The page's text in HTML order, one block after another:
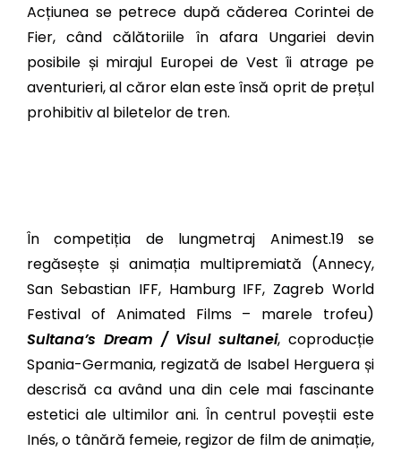
Acțiunea se petrece după căderea Corintei de
Fier, când călătoriile în afara Ungariei devin
posibile și mirajul Europei de Vest îi atrage pe
aventurieri, al căror elan este însă oprit de prețul
prohibitiv al biletelor de tren.
În competiția de lungmetraj Animest.19 se
regăsește și animația multipremiată (Annecy,
San Sebastian IFF, Hamburg IFF, Zagreb World
Festival of Animated Films – marele trofeu)
Sultana’s Dream / Visul sultanei, coproducție
Spania-Germania, regizată de Isabel Herguera și
descrisă ca având una din cele mai fascinante
estetici ale ultimilor ani. În centrul poveștii este
Inés, o tânără femeie, regizor de film de animație,